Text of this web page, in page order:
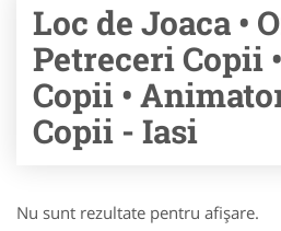
Loc de Joaca •
Petreceri Copii
Copii •
Copii - Iasi
Nu sunt rezultate pentru afişare.